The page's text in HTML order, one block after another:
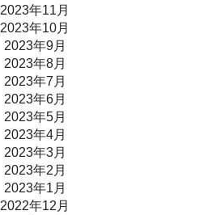
2023年11月
2023年10月
2023年9月
2023年8月
2023年7月
2023年6月
2023年5月
2023年4月
2023年3月
2023年2月
2023年1月
2022年12月